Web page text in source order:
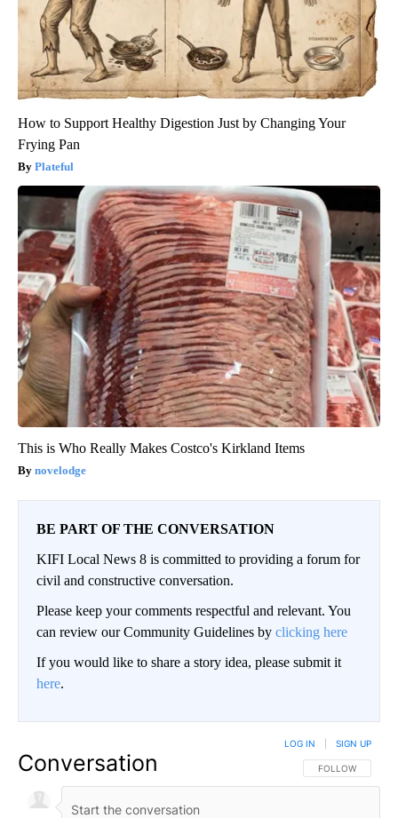
How to Support Healthy Digestion Just by Changing Your
Frying Pan
Plateful
This is Who Really Makes Costco's Kirkland Items
novelodge
BE PART OF THE CONVERSATION
KIFI Local News 8 is committed to providing a forum for
civil and constructive conversation.
Please keep your comments respectful and relevant. You
can review our Community Guidelines by clicking here
If you would like to share a story idea, please submit it
here.
Conversation FOLLOW THIS
FOLLOW
LOG IN SIGN UP